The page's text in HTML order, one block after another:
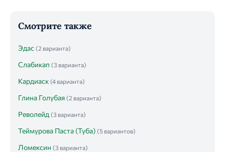
Смотрите также
Эдас (2 варианта)
Слабикап (3 варианта)
Кардиаск (4 варианта)
Глина Голубая (2 варианта)
Револейд (3 варианта)
Теймурова Паста (Туба) (5 вариантов)
Ломексин (3 варианта)